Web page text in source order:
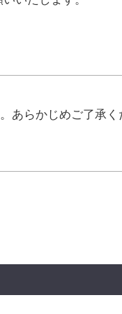
あらかじめご了承く